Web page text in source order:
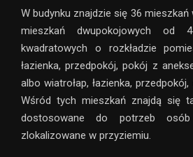
W budynku znajdzie się 36
mieszkań dwupokojowych
kwadratowych o rozkładzie
łazienka, przedpokój, pokój z
albo wiatrołap, łazienka,
Wśród tych mieszkań znajdą się
dostosowane do potrzeb osób
zlokalizowane w przyziemiu.